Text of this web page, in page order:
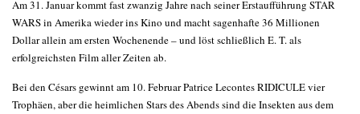
Am 31. Januar kommt fast zwanzig Jahre nach seiner Erstaufführung STAR
WARS in Amerika wieder ins Kino und macht sagenhafte 36 Millionen
Dollar allein am ersten Wochenende – und löst schließlich E. T. als
erfolgreichsten Film aller Zeiten ab.
Bei den Césars gewinnt am 10. Februar Patrice Lecontes RIDICULE vier
Trophäen, aber die heimlichen Stars des Abends sind die Insekten aus dem